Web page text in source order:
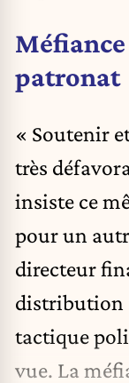
patronat
« Soutenir
très
insiste ce
pour un
directeur
distribution
tactique
vue. La